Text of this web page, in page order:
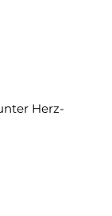
Herz-